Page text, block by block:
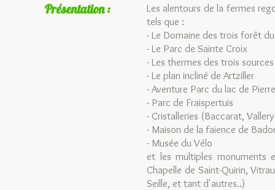
Les alentours de la fermes
tels que :
- Le Domaine des trois forêt
- Le Parc de Sainte Croix
- Les thermes des trois
- Le plan incliné de Artziller
- Aventure Parc du lac de
- Parc de Fraispertuis
- Cristalleries (Baccarat,
- Maison de la faience de
- Musée du Vélo
et les multiples monuments
Chapelle de Saint-Quirin,
Seille, et tant d'autres..)
Présentation :